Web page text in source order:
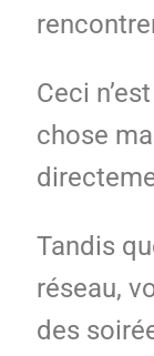
Ceci
chose
Tandis
réseau,
des